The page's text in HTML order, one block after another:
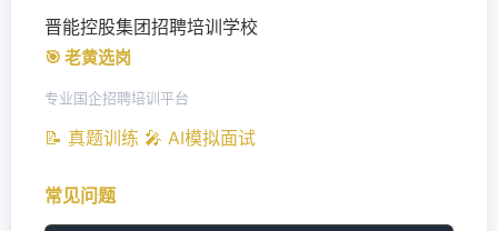
晋能控股集团招聘培训学校
🎯 老黄选岗
专业国企招聘培训平台
📝 真题训练 🎤 AI模拟面试
常见问题